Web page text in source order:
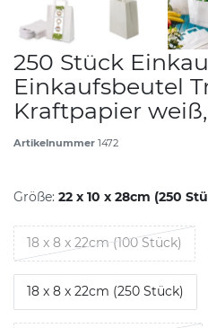
250 Stück
Einkaufsbeutel
Kraftpapier weiß,
Artikelnummer 1472
Größe: 22 x 10 x 28cm (250
18 x 8 x 22cm (100 Stück)
18 x 8 x 22cm (250 Stück)